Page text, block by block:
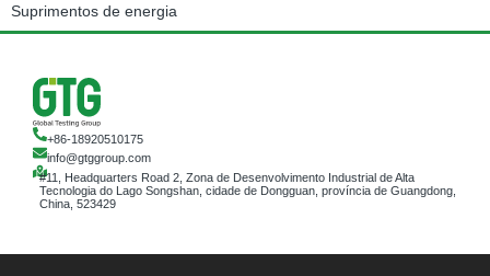
Suprimentos de energia
+86-18920510175
info@gtggroup.com
#11, Headquarters Road 2, Zona de Desenvolvimento Industrial de Alta
Tecnologia do Lago Songshan, cidade de Dongguan, província de Guangdong,
China, 523429